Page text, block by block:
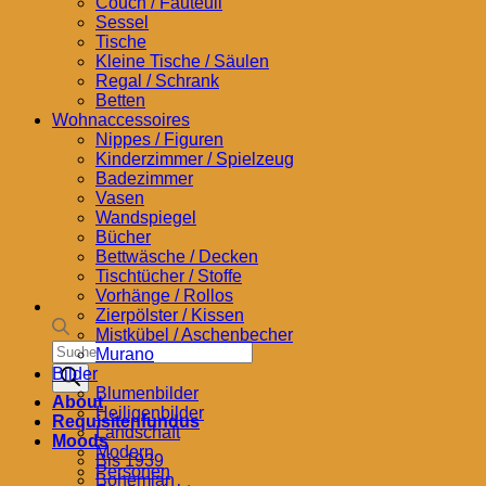
Products
search
About
Requisitenfundus
Moods
Bis 1939
Bohemian
Sessel
Tische
Kleine Tische / Säulen
Regal / Schrank
Betten
Wohnaccessoires
Nippes / Figuren
Kinderzimmer / Spielzeug
Badezimmer
Vasen
Wandspiegel
Bücher
Bettwäsche / Decken
Tischtücher / Stoffe
Vorhänge / Rollos
Zierpölster / Kissen
Mistkübel / Aschenbecher
Murano
Bilder
Blumenbilder
Heiligenbilder
Landschaft
Modern
Personen